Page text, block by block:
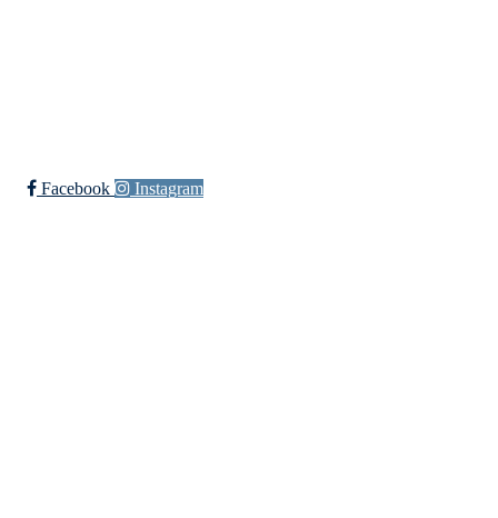
Facebook Instagram